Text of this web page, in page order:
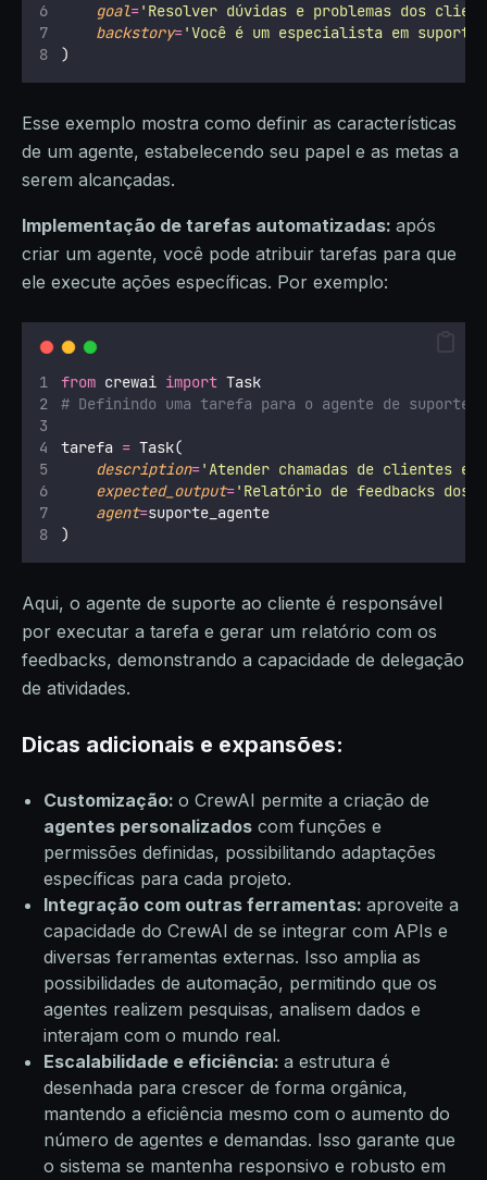
goal=' Resolver dúvidas e problemas dos
backstory='Você é um especialista em
)
Esse exemplo mostra como definir as características
de um agente, estabelecendo seu papel e as metas a
serem alcançadas.
Implementação de tarefas automatizadas: após
criar um agente, você pode atribuir tarefas para que
ele execute ações específicas. Por exemplo:
from crewai import Task
# Definindo uma tarefa para o agente de suporte
tarefa = Task(
description='Atender chamadas de clientes
expected_output=' Relatório de feedbacks dos
agent=suporte_agente
)
Aqui, o agente de suporte ao cliente é responsável
por executar a tarefa e gerar um relatório com os
feedbacks, demonstrando a capacidade de delegação
de atividades.
Dicas adicionais e expansões:
Customização: o CrewAI permite a criação de
agentes personalizados com funções e
permissões definidas, possibilitando adaptações
específicas para cada projeto.
Integração com outras ferramentas: aproveite a
capacidade do CrewAI de se integrar com APIs e
diversas ferramentas externas. Isso amplia as
possibilidades de automação, permitindo que os
agentes realizem pesquisas, analisem dados e
interajam com o mundo real.
Escalabilidade e eficiência: a estrutura é
desenhada para crescer de forma orgânica,
mantendo a eficiência mesmo com o aumento do
número de agentes e demandas. Isso garante que
o sistema se mantenha responsivo e robusto em